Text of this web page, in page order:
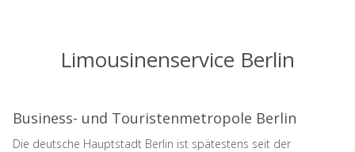
Limousinenservice Berlin
Business- und Touristenmetropole Berlin
Die deutsche Hauptstadt Berlin ist spätestens seit der